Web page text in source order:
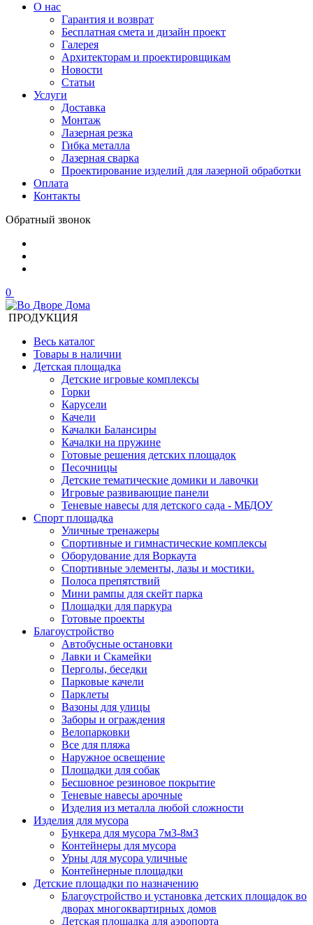
О нас
Гарантия и возврат
Бесплатная смета и дизайн проект
Галерея
Архитекторам и проектировщикам
Новости
Статьи
Услуги
Доставка
Монтаж
Лазерная резка
Гибка металла
Лазерная сварка
Проектирование изделий для лазерной обработки
Оплата
Контакты
Обратный звонок
0
ПРОДУКЦИЯ
Весь каталог
Товары в наличии
Детская площадка
Детские игровые комплексы
Горки
Карусели
Качели
Качалки Балансиры
Качалки на пружине
Готовые решения детских площадок
Песочницы
Детские тематические домики и лавочки
Игровые развивающие панели
Теневые навесы для детского сада - МБДОУ
Спорт площадка
Уличные тренажеры
Спортивные и гимнастические комплексы
Оборудование для Воркаута
Спортивные элементы, лазы и мостики.
Полоса препятствий
Мини рампы для скейт парка
Площадки для паркура
Готовые проекты
Благоустройство
Автобусные остановки
Лавки и Скамейки
Перголы, беседки
Парковые качели
Парклеты
Вазоны для улицы
Заборы и ограждения
Велопарковки
Все для пляжа
Наружное освещение
Площадки для собак
Бесшовное резиновое покрытие
Теневые навесы арочные
Изделия из металла любой сложности
Изделия для мусора
Бункера для мусора 7м3-8м3
Контейнеры для мусора
Урны для мусора уличные
Контейнерные площадки
Детские площадки по назначению
Благоустройство и установка детских площадок во
дворах многоквартирных домов
Детская площадка для аэропорта